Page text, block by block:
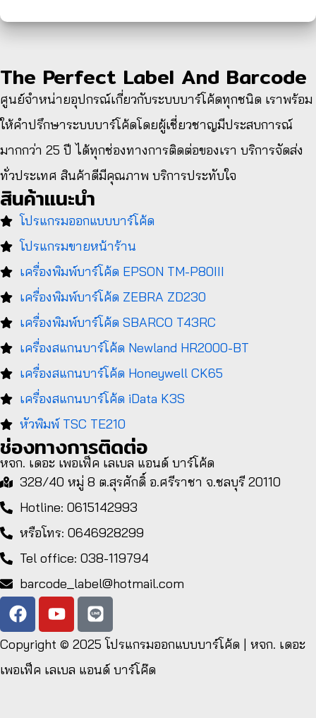
The Perfect Label And Barcode
ศูนย์จําหน่ายอุปกรณ์เกี่ยวกับระบบบาร์โค้ดทุกชนิด เราพร้อม
ให้คำปรึกษาระบบบาร์โค้ดโดยผู้เชี่ยวชาญมีประสบการณ์
มากกว่า 25 ปี ได้ทุกช่องทางการติดต่อของเรา บริการจัดส่ง
ทั่วประเทศ สินค้าดีมีคุณภาพ บริการประทับใจ
สินค้าแนะนำ
โปรแกรมออกแบบบาร์โค้ด
โปรแกรมขายหน้าร้าน
เครื่องพิมพ์บาร์โค้ด EPSON TM-P80III
เครื่องพิมพ์บาร์โค้ด ZEBRA ZD230
เครื่องพิมพ์บาร์โค้ด SBARCO T43RC
เครื่องสแกนบาร์โค้ด Newland HR2000-BT
เครื่องสแกนบาร์โค้ด Honeywell CK65
เครื่องสแกนบาร์โค้ด iData K3S
หัวพิมพ์ TSC TE210
ช่องทางการติดต่อ
หจก. เดอะ เพอเฟ็ค เลเบล แอนด์ บาร์โค้ด
328/40 หมู่ 8 ต.สุรศักดิ์ อ.ศรีราชา จ.ชลบุรี 20110
Hotline: 0615142993
หรือโทร: 0646928299
Tel office: 038-119794
barcode_label@hotmail.com
Copyright © 2025โปรแกรมออกแบบบาร์โค้ด | หจก. เดอะ
เพอเฟ็ค เลเบล แอนด์ บาร์โค๊ด